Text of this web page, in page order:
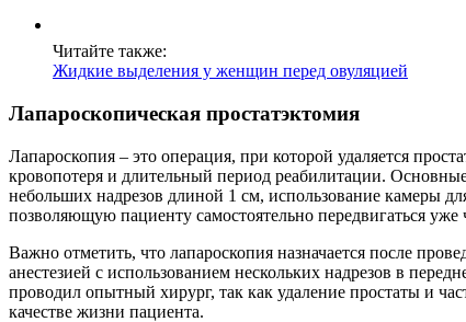
Читайте также:
Жидкие выделения у женщин перед овуляцией
Лапароскопическая простатэктомия
Лапароскопия – это операция, при которой удаляется
кровопотеря и длительный период реабилитации.
небольших надрезов длиной 1 см, использование камеры
позволяющую пациенту самостоятельно передвигаться уже
Важно отметить, что лапароскопия назначается после
анестезией с использованием нескольких надрезов в
проводил опытный хирург, так как удаление простаты и
качестве жизни пациента.